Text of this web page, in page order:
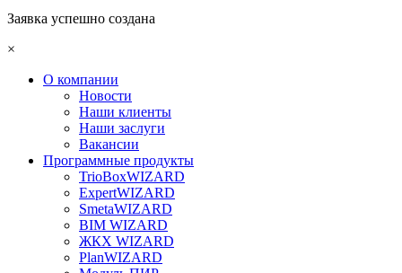
Заявка успешно создана
×
О компании
Новости
Наши клиенты
Наши заслуги
Вакансии
Программные продукты
TrioBoxWIZARD
ExpertWIZARD
SmetaWIZARD
BIM WIZARD
ЖКХ WIZARD
PlanWIZARD